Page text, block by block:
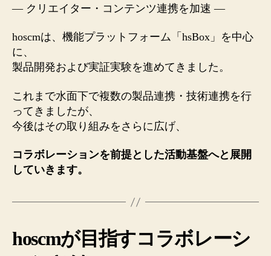
ジ
ク
始
へ
の
— クリエイター・コンテンツ連携を加速 —
hoscmは、機能プラットフォーム「hsBox」を中心
に、
製品開発および実証実験を進めてきました。
これまで水面下で複数の製品連携・技術連携を行
ってきましたが、
今後はその取り組みをさらに広げ、
コラボレーションを前提とした活動基盤へと展開
していきます。
hoscmが目指すコラボレーシ